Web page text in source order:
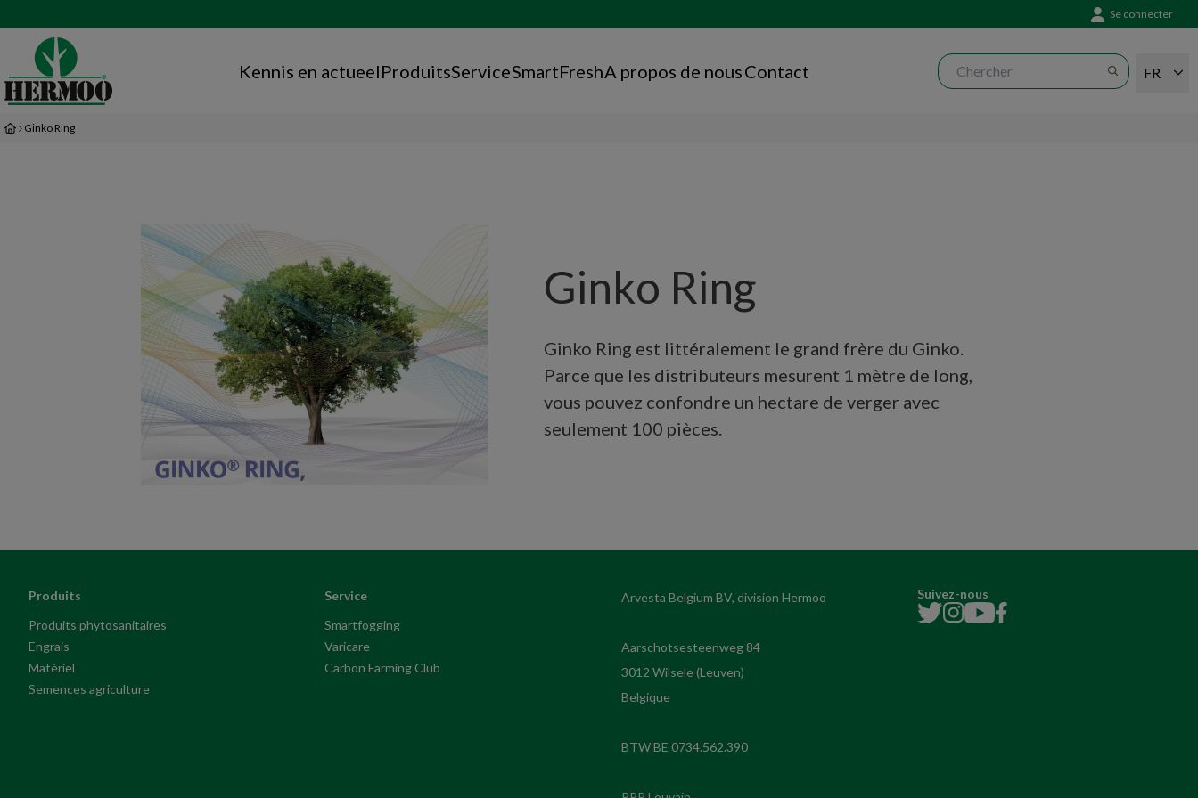
Se connecter
Kennis en actueelProduitsServiceSmartFreshA propos de nousContact FR
Ginko Ring
Ginko Ring
Ginko Ring est littéralement le grand frère du Ginko.
Parce que les distributeurs mesurent 1 mètre de long,
vous pouvez confondre un hectare de verger avec
seulement 100 pièces.
Produits
Produits phytosanitaires
Engrais
Matériel
Semences agriculture
Service
Smartfogging
Varicare
Carbon Farming Club
Aarschotsesteenweg 84
3012 Wilsele (Leuven)
Belgique
BTW BE 0734.562.390
Suivez-nous